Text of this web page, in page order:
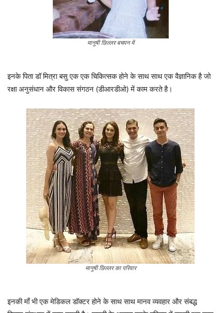
मानुषी छिल्लर बचपन में
इनके पिता डॉ मित्रा बसु एक एक चिकित्सक होने के साथ साथ एक वैज्ञानिक है जो
रक्षा अनुसंधान और विकास संगठन (डीआरडीओ) में काम करते है।
मानुषी छिल्लर का परिवार
इनकी माँ भी एक मेडिकल डॉक्टर होने के साथ साथ मानव व्यवहार और संबद्ध